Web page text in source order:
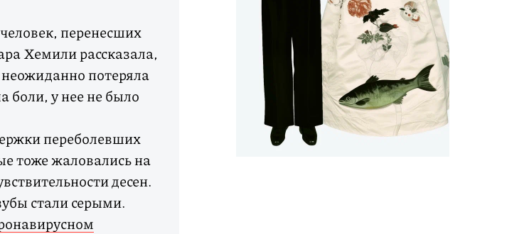
перенесших
Хемили рассказала,
потеряла
боли, у нее не было
переболевших
тоже жаловались на
десен.
стали серыми.